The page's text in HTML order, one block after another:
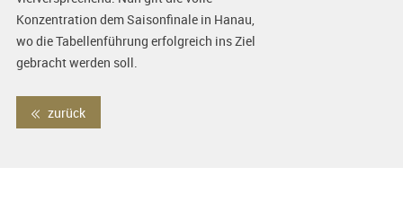
Konzentration dem Saisonfinale in Hanau,
wo die Tabellenführung erfolgreich ins Ziel
gebracht werden soll.
zurück